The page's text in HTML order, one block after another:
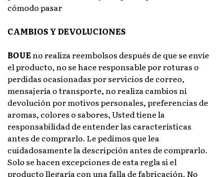
cómodo pasar
CAMBIOS Y DEVOLUCIONES
BOUEno realiza reembolsos después de que se envíe
el producto, no se hace responsable por roturas o
perdidas ocasionadas por servicios de correo,
mensajería o transporte, no realiza cambios ni
devolución por motivos personales, preferencias de
aromas, colores o sabores, Usted tiene la
responsabilidad de entender las características
antes de comprarlo. Le pedimos que lea
cuidadosamente la descripción antes de comprarlo.
Solo se hacen excepciones de esta regla si el
producto llegaría con una falla de fabricación. No